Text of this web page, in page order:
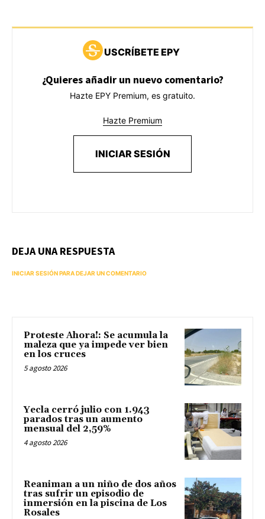
USCRÍBETE EPY
¿Quieres añadir un nuevo comentario?
Hazte EPY Premium, es gratuito.
Hazte Premium
INICIAR SESIÓN
DEJA UNA RESPUESTA
INICIAR SESIÓN PARA DEJAR UN COMENTARIO
Proteste Ahora!: Se acumula la
maleza que ya impede ver bien
en los cruces
5 agosto 2026
Yecla cerró julio con 1.943
parados tras un aumento
mensual del 2,59%
4 agosto 2026
Reaniman a un niño de dos años
tras sufrir un episodio de
inmersión en la piscina de Los
Rosales